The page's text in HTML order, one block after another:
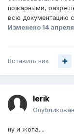
пожарными,
всю документацию
Изменено 14
Вставить ник
lerik
ну и жопа....